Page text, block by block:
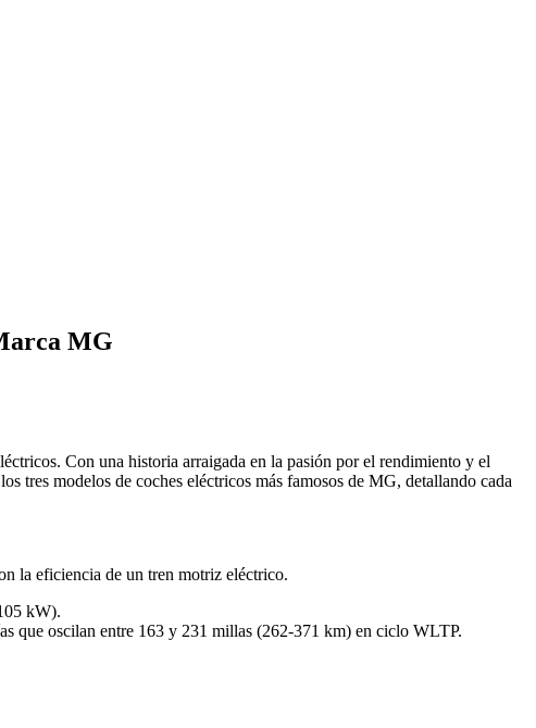
MG
Con una historia arraigada en la pasión por el rendimiento y el
tres modelos de coches eléctricos más famosos de MG, detallando cada
la eficiencia de un tren motriz eléctrico.
kW).
que oscilan entre 163 y 231 millas (262-371 km) en ciclo WLTP.